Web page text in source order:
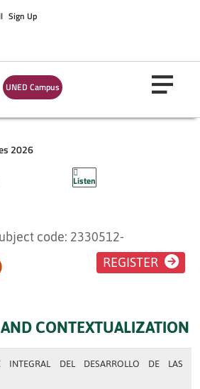
Sign Up
UNED Campus
2026
Listen
DEL
DE
code: 2330512-
REGISTER
CONTEXTUALIZATION
INTEGRAL DEL DESARROLLO DE LAS